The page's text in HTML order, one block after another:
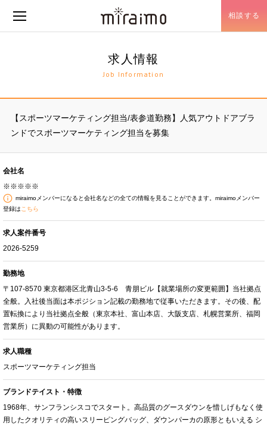
相談する
求人情報
Job Information
【スポーツマーケティング担当/表参道勤務】人気アウトドアブラ
ンドでスポーツマーケティング担当を募集
会社名
※※※※※
miraimoメンバーになると会社名などの全ての情報を見ることができます。miraimoメンバー
登録は こちら
求人案件番号
2026-5259
勤務地
〒107-8570 東京都港区北青山3-5-6 青朋ビル【就業場所の変更範囲】当社拠点
全般。入社後当面は本ポジション記載の勤務地で従事いただきます。その後、配
置転換により当社拠点全般（東京本社、富山本店、大阪支店、札幌営業所、福岡
営業所）に異動の可能性があります。
求人職種
スポーツマーケティング担当
ブランドテイスト・特徴
1968年、サンフランシスコでスタート。高品質のグースダウンを惜しげもなく使
用したクオリティの高いスリーピングバッグ、ダウンパーカの原形ともいえる シ